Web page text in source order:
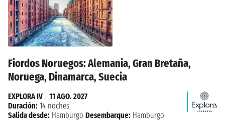
Fiordos Noruegos: Alemania, Gran Bretaña,
Noruega, Dinamarca, Suecia
EXPLORA IV
11 AGO. 2027
Duración: 14 noches
Salida desde: Hamburgo Desembarque: Hamburgo